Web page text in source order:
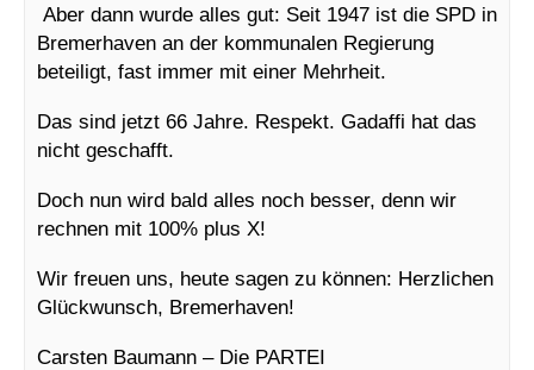
Aber dann wurde alles gut: Seit 1947 ist die SPD in
Bremerhaven an der kommunalen Regierung
beteiligt, fast immer mit einer Mehrheit.
Das sind jetzt 66 Jahre. Respekt. Gadaffi hat das
nicht geschafft.
Doch nun wird bald alles noch besser, denn wir
rechnen mit 100% plus X!
Wir freuen uns, heute sagen zu können: Herzlichen
Glückwunsch, Bremerhaven!
Carsten Baumann – Die PARTEI